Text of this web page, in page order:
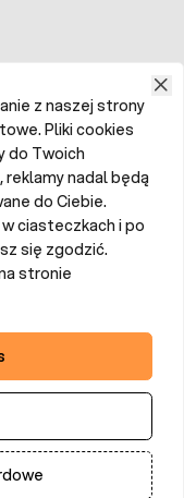
z naszej strony
Pliki cookies
do Twoich
nadal będą
do Ciebie.
ciasteczkach i po
się zgodzić.
stronie